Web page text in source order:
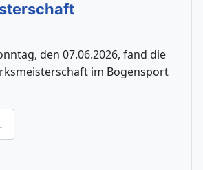
den 07.06.2026, fand die
im Bogensport